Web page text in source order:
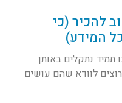
להכיר (כי
המידע)
תמיד נתקלים באותן
לוודא שהם עושים